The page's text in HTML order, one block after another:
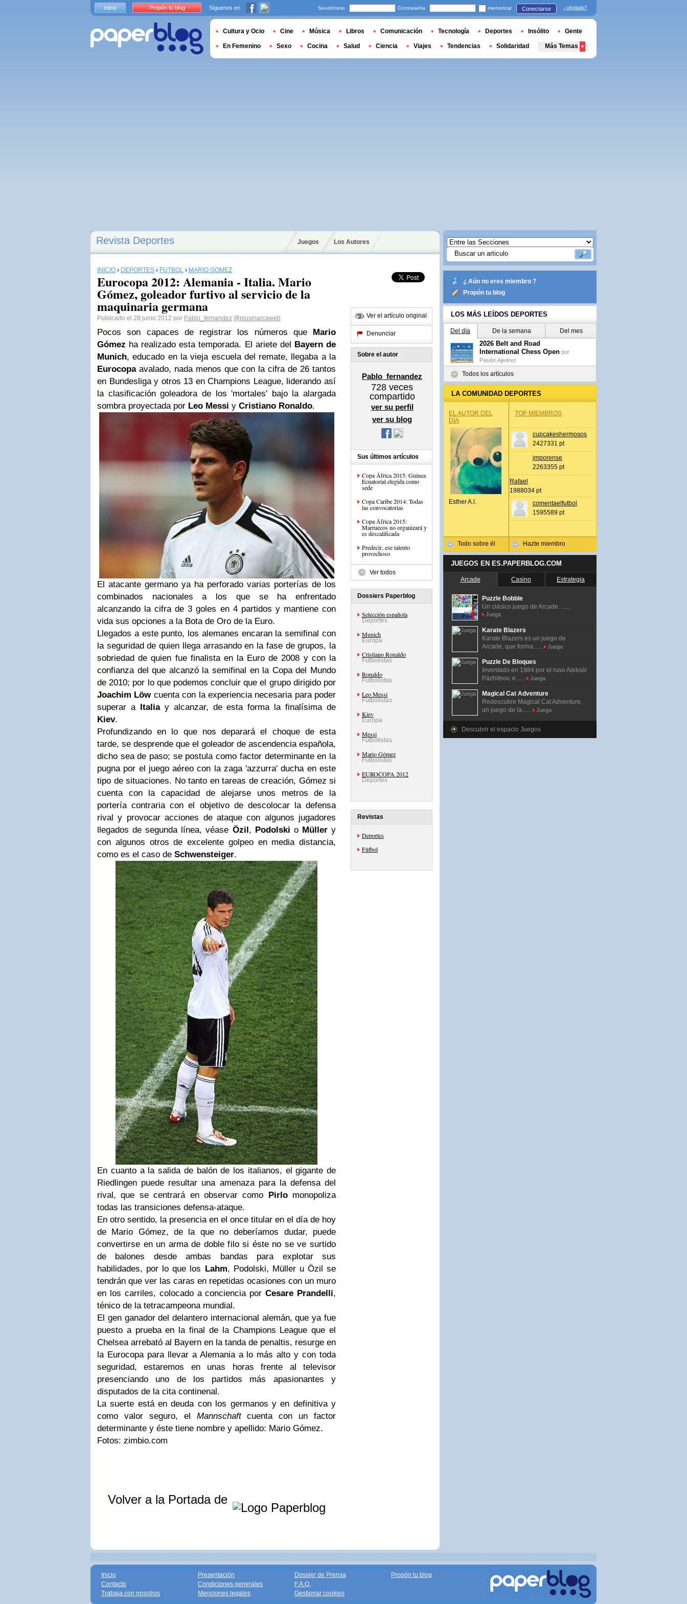
Revista Deportes Juegos Los Autores
INICIO › DEPORTES › FÚTBOL › MARIO GÓMEZ
Eurocopa 2012: Alemania - Italia. Mario
Gómez, goleador furtivo al servicio de la
maquinaria germana
Publicado el 28 junio 2012 por Pablo_fernandez @plusmarcaweb
Pocos son capaces de registrar los números queMario
Gómez ha realizado esta temporada. El ariete del Bayern de
Munich, educado en la vieja escuela del remate, llegaba a la
Eurocopaavalado, nada menos que con la cifra de 26 tantos
en Bundesliga y otros 13 en Champions League, liderando así
la clasificación goleadora de los 'mortales' bajo la alargada
sombra proyectada por Leo Messi y Cristiano Ronaldo.
El atacante germano ya ha perforado varias porterías de los
combinados nacionales a los que se ha enfrentado
alcanzando la cifra de 3 goles en 4 partidos y mantiene con
vida sus opciones a la Bota de Oro de la Euro.
Llegados a este punto, los alemanes encaran la semifinal con
la seguridad de quien llega arrasando en la fase de grupos, la
sobriedad de quien fue finalista en la Euro de 2008 y con la
confianza del que alcanzó la semifinal en la Copa del Mundo
de 2010; por lo que podemos concluir que el grupo dirigido por
Joachim Löwcuenta con la experiencia necesaria para poder
superar a Italiay alcanzar, de esta forma la finalísima de
Kiev.
Profundizando en lo que nos deparará el choque de esta
tarde, se desprende que el goleador de ascendencia española,
dicho sea de paso; se postula como factor determinante en la
pugna por el juego aéreo con la zaga 'azzurra' ducha en este
tipo de situaciones. No tanto en tareas de creación, Gómez si
cuenta con la capacidad de alejarse unos metros de la
portería contraria con el objetivo de descolocar la defensa
rival y provocar acciones de ataque con algunos jugadores
llegados de segunda línea, véase Özil, Podolski o Müllery
con algunos otros de excelente golpeo en media distancia,
como es el caso de Schwensteiger.
En cuanto a la salida de balón de los italianos, el gigante de
Riedlingen puede resultar una amenaza para la defensa del
rival, que se centrará en observar como Pirlomonopoliza
todas las transiciones defensa-ataque.
En otro sentido, la presencia en el once titular en el día de hoy
de Mario Gómez, de la que no deberíamos dudar, puede
convertirse en un arma de doble filo si éste no se ve surtido
de balones desde ambas bandas para explotar sus
habilidades, por lo que los Lahm, Podolski, Müller u Özil se
tendrán que ver las caras en repetidas ocasiones con un muro
en los carriles, colocado a conciencia porCesare Prandelli,
ténico de la tetracampeona mundial.
El gen ganador del delantero internacional alemán, que ya fue
puesto a prueba en la final de la Champions League que el
Chelsea arrebató al Bayern en la tanda de penaltis, resurge en
la Eurocopa para llevar a Alemania a lo más alto y con toda
seguridad, estaremos en unas horas frente al televisor
presenciando uno de los partidos más apasionantes y
disputados de la cita continenal.
La suerte está en deuda con los germanos y en definitiva y
como valor seguro, el
Mannschaftcuenta con un factor
determinante y éste tiene nombre y apellido: Mario Gómez.
Fotos: zimbio.com
Volver a la Portada de
Ver el artículo original
Denunciar
Sobre el autor
Pablo_fernandez
728 veces
compartido
ver su perfil
ver su blog
Sus últimos artículos
Copa África 2015: Guinea
Ecuatorial elegida como
sede
Copa Caribe 2014: Todas
las convocatorias
Copa África 2015:
Marruecos no organizará y
es descalificada
Predecir, ese talento
provechoso
Ver todos
Dossiers Paperblog
Selección española
Deportes
Munich
Europa
Cristiano Ronaldo
Futbolistas
Ronaldo
Futbolistas
Leo Messi
Futbolistas
Kiev
Europa
Messi
Futbolistas
Mario Gómez
Futbolistas
EUROCOPA 2012
Deportes
Revistas
Deportes
Fútbol
¿ Aún no eres miembro ?
Propón tu blog
LOS MÁS LEÍDOS DEPORTES
Del día De la semana Del mes
2026 Belt and Road
International Chess Open por
Pasión Ajedrez
Todos los artículos
LA COMUNIDAD DEPORTES
EL AUTOR DEL
DÍA
Esther A.l.
Todo sobre él
TOP MIEMBROS
cupcakeshermosos
2427331 pt
jmporense
2263355 pt
Rafael
1988034 pt
comentaelfutbol
1595589 pt
Hazte miembro
JUEGOS EN ES.PAPERBLOG.COM
Arcade Casino Estrategia
Puzzle Bobble
Un clásico juego de Arcade. ......
Juega
Karate Blazers
Karate Blazers es un juego de
Arcade, que forma......
Juega
Puzzle De Bloques
Inventado en 1984 por el ruso Alekséi
Pázhitnov, e......
Juega
Magical Cat Adventure
Redescubre Magical Cat Adventure,
un juego de la......
Juega
Descubrir el espacio Juegos
Inicio Propón tu blog Síguenos en Seudónimo Contraseña memorizar Conectarse ¿olvidado?
Cultura y Ocio Cine Música Libros Comunicación Tecnología Deportes Insólito Gente
En Femenino Sexo Cocina Salud Ciencia Viajes Tendencias Solidaridad Más Temas
Inicio
Contacto
Trabaja con nosotros
Presentación
Condiciones generales
Menciones legales
Dossier de Prensa
F.A.Q.
Gestionar cookies
Propón tu blog